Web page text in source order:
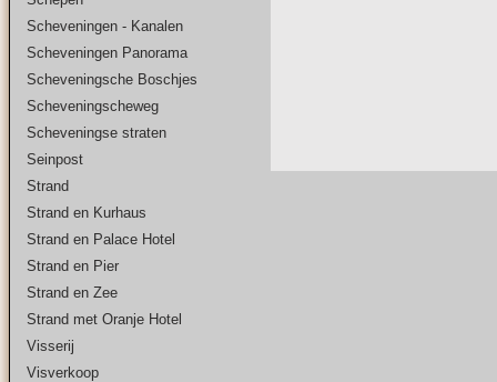
Scheveningen - Kanalen
Scheveningen Panorama
Scheveningsche Boschjes
Scheveningscheweg
Scheveningse straten
Seinpost
Strand
Strand en Kurhaus
Strand en Palace Hotel
Strand en Pier
Strand en Zee
Strand met Oranje Hotel
Visserij
Visverkoop